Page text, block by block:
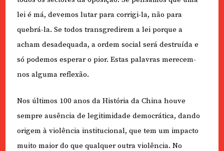
lei é má, devemos lutar para corrigi-la, não para
quebrá-la. Se todos transgredirem a lei porque a
acham desadequada, a ordem social será destruída e
só podemos esperar o pior. Estas palavras merecem-
nos alguma reflexão.
Nos últimos 100 anos da História da China houve
sempre ausência de legitimidade democrática, dando
origem à violência institucional, que tem um impacto
muito maior do que qualquer outra violência. No